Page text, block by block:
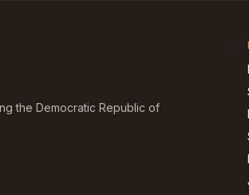
the Democratic Republic of